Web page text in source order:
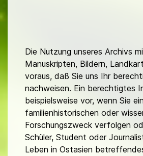
Die Nutzung unseres Archivs
Manuskripten, Bildern,
voraus, daß Sie uns Ihr
nachweisen. Ein berechtigtes
beispielsweise vor, wenn Sie
familienhistorischen oder
Forschungszweck verfolgen
Schüler, Student oder
Leben in Ostasien